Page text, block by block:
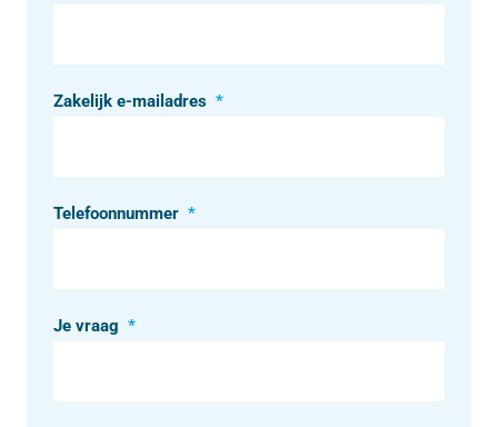
Zakelijk e-mailadres *
Telefoonnummer *
Je vraag *